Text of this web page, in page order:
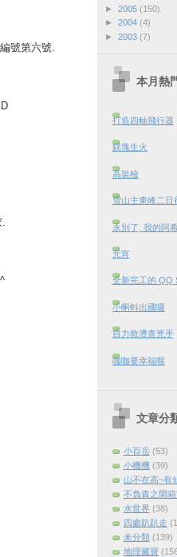
號第六號.
.
► 2005 (150)
► 2004 (4)
► 2003 (7)
本月熱
打造四軸飛行器
鎂塊生火
高裝檢
雪山主東峰二日
永別了, 我的阿
元宵
全新完工的 QQ
小蝌蚪出國囉
自力救濟查兇手
咖咖要幸福喔
文章分
小百岳 (53)
小機機 (39)
山不在高~有
不負責之開箱
水世界 (38)
四處趴趴走
未分類 (139)
地理藏寶